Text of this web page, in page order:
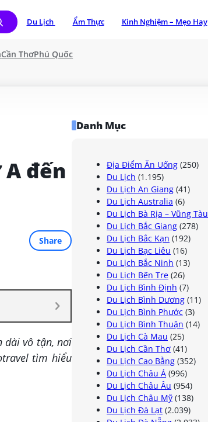
Du Lịch Ẩm Thực Kinh Nghiệm – Mẹo Hay
Cần ThơPhú Quốc
đến
Share
dài vô tận, nơi
tìm hiểu
Danh Mục
Địa Điểm Ăn Uống (250)
Du Lịch (1.195)
Du Lịch An Giang (41)
Du Lịch Australia (6)
Du Lịch Bà Rịa – Vũng Tàu
Du Lịch Bắc Giang (278)
Du Lịch Bắc Kạn (192)
Du Lịch Bạc Liêu (16)
Du Lịch Bắc Ninh (13)
Du Lịch Bến Tre (26)
Du Lịch Bình Định (7)
Du Lịch Bình Dương (11)
Du Lịch Bình Phước (3)
Du Lịch Bình Thuận (14)
Du Lịch Cà Mau (25)
Du Lịch Cần Thơ (41)
Du Lịch Cao Bằng (352)
Du Lịch Châu Á (996)
Du Lịch Châu Âu (954)
Du Lịch Châu Mỹ (138)
Du Lịch Đà Lạt (2.039)